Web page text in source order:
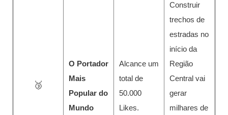
🥉
O Portador
Mais
Popular do
Mundo
Alcance um
total de
50.000
Likes.
Construir
trechos de
estradas no
início da
Região
Central vai
gerar
milhares de